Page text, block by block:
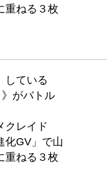
重ねる３枚
している
がバトル
クレイド
化GV」で山
重ねる３枚